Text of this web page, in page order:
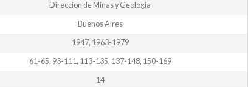
Direccion de Minas y Geologia
Buenos Aires
1947, 1963-1979
61-65, 93-111, 113-135, 137-148, 150-169
14